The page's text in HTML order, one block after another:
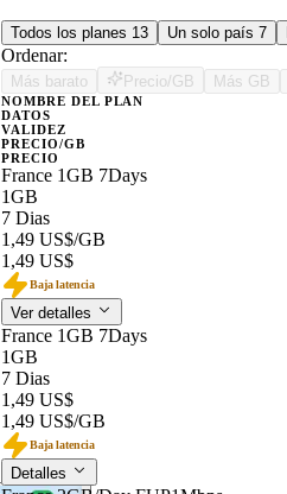
Todos los planes 13 Un solo país 7
Ordenar:
Más barato Precio/GB Más GB
NOMBRE DEL PLAN
DATOS
VALIDEZ
PRECIO/GB
PRECIO
France 1GB 7Days
1GB
7 Dias
1,49 US$/GB
1,49 US$
Baja latencia
Ver detalles
France 1GB 7Days
1GB
7 Dias
1,49 US$
1,49 US$/GB
Baja latencia
Detalles